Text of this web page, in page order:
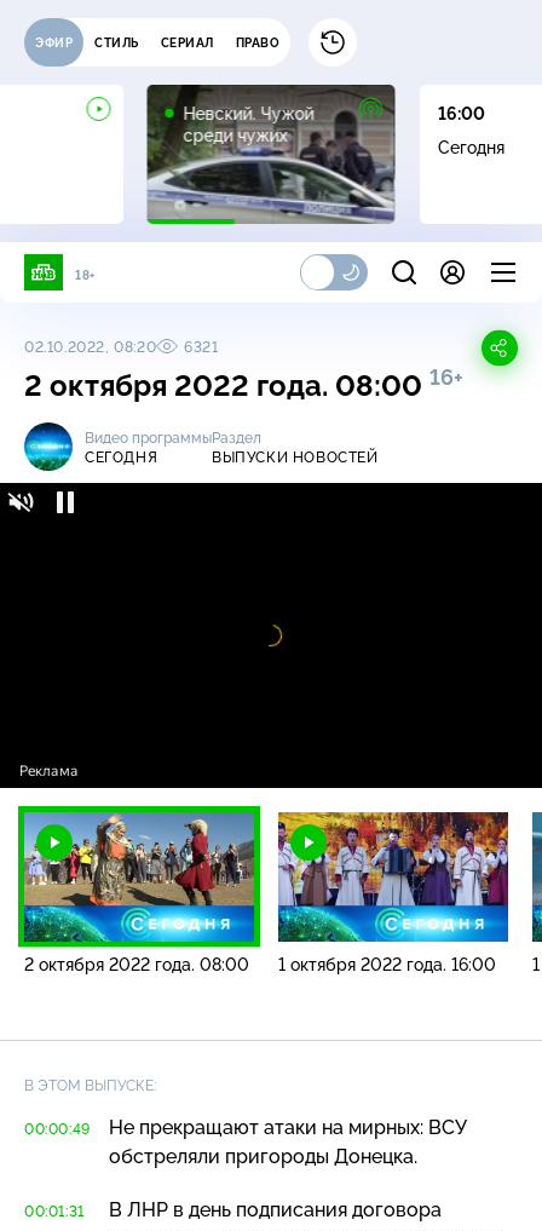
ЭФИР СТИЛЬ СЕРИАЛ ПРАВО
Невский. Чужой
среди чужих
16+
16:00
Сегодня
18+
02.10.2022, 08:20 6321
2 октября 2022 года. 08:00 16+
Видео программы
СЕГОДНЯ
Раздел
ВЫПУСКИ НОВОСТЕЙ
Видео
проигрыватель
2 октября 2022 года. 08:00 1 октября 2022 года. 16:00
В ЭТОМ ВЫПУСКЕ:
00:00:49
Не прекращают атаки на мирных: ВСУ
обстреляли пригороды Донецка.
00:01:31
В ЛНР в день подписания договора